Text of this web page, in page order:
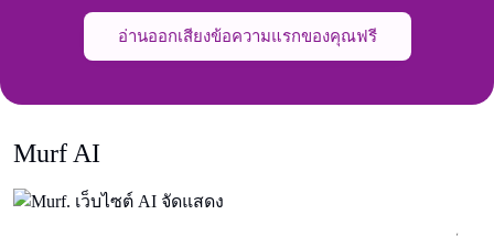
อ่านออกเสียงข้อความแรกของคุณฟรี
Murf AI